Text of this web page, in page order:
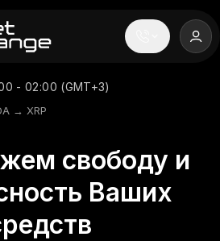
- 02:00 (GMT+3)
→ XRP
свободу и
Ваших